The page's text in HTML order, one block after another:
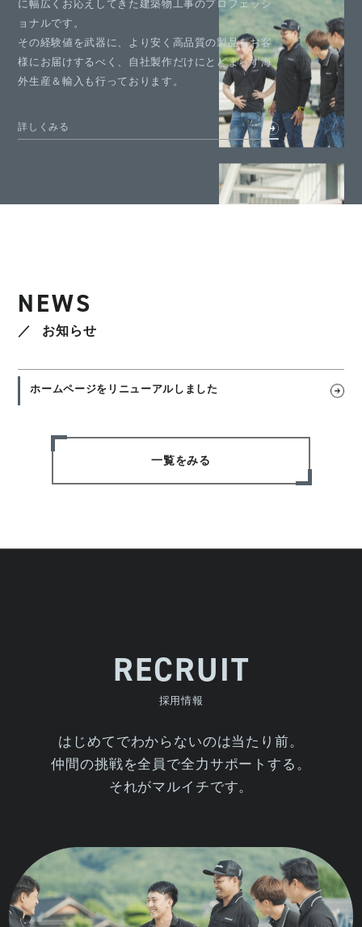
に幅広くお応えしてきた建築物工事のプロフェッシ
ョナルです。
その経験値を武器に、より安く高品質の製品をお客
様にお届けするべく、自社製作だけにとどまらず海
外生産＆輸入も行っております。
詳しくみる
NEWS
お知らせ
ホームページをリニューアルしました
一覧をみる
RECRUIT
採用情報
はじめてでわからないのは当たり前。
仲間の挑戦を全員で全力サポートする。
それがマルイチです。